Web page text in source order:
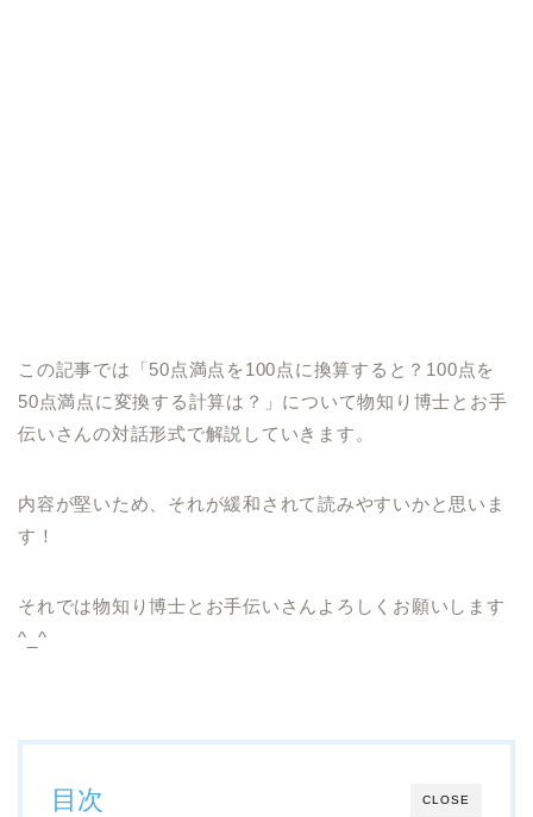
この記事では「50点満点を100点に換算すると？100点を
50点満点に変換する計算は？」について物知り博士とお手
伝いさんの対話形式で解説していきます。
内容が堅いため、それが緩和されて読みやすいかと思いま
す！
それでは物知り博士とお手伝いさんよろしくお願いします
^_^
CLOSE
目次